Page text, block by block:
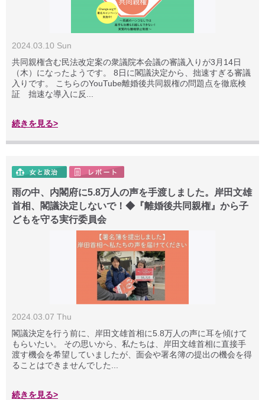
2024.03.10 Sun
共同親権含む民法改定案の衆議院本会議の審議入りが3月14日
（木）になったようです。 8日に閣議決定から、拙速すぎる審議
入りです。 こちらのYouTube離婚後共同親権の問題点を徹底検
証 拙速な導入に反...
続きを見る>
雨の中、内閣府に5.8万人の声を手渡しました。岸田文雄
首相、閣議決定しないで！◆『離婚後共同親権』から子
どもを守る実行委員会
2024.03.07 Thu
閣議決定を行う前に、岸田文雄首相に5.8万人の声に耳を傾けて
もらいたい。 その思いから、私たちは、岸田文雄首相に直接手
渡す機会を希望していましたが、面会や署名簿の提出の機会を得
ることはできませんでした...
続きを見る>